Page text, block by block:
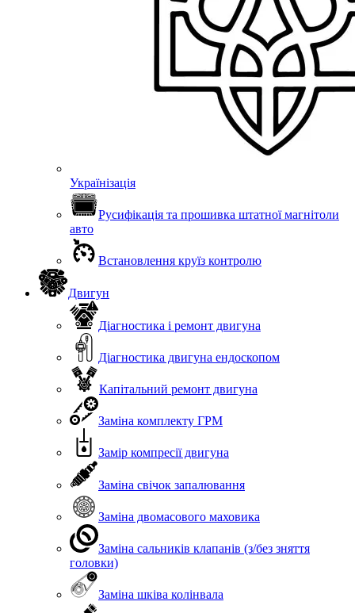
Українізація
Русифікація та прошивка штатної магнітоли
авто
Встановлення круїз контролю
Двигун
Діагностика і ремонт двигуна
Діагностика двигуна ендоскопом
Капітальний ремонт двигуна
Заміна комплекту ГРМ
Замір компресії двигуна
Заміна свічок запалювання
Заміна двомасового маховика
Заміна сальників клапанів (з/без зняття
головки)
Заміна шківа колінвала